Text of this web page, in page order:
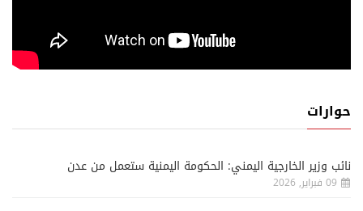
حوارات
نائب وزير الخارجية اليمني: الحكومة اليمنية ستعمل من عدن
09 فبراير, 2026